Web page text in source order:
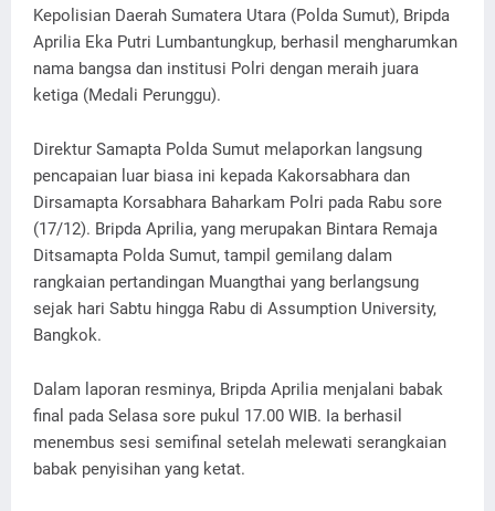
Kepolisian Daerah Sumatera Utara (Polda Sumut), Bripda
Aprilia Eka Putri Lumbantungkup, berhasil mengharumkan
nama bangsa dan institusi Polri dengan meraih juara
ketiga (Medali Perunggu).
Direktur Samapta Polda Sumut melaporkan langsung
pencapaian luar biasa ini kepada Kakorsabhara dan
Dirsamapta Korsabhara Baharkam Polri pada Rabu sore
(17/12). Bripda Aprilia, yang merupakan Bintara Remaja
Ditsamapta Polda Sumut, tampil gemilang dalam
rangkaian pertandingan Muangthai yang berlangsung
sejak hari Sabtu hingga Rabu di Assumption University,
Bangkok.
Dalam laporan resminya, Bripda Aprilia menjalani babak
final pada Selasa sore pukul 17.00 WIB. Ia berhasil
menembus sesi semifinal setelah melewati serangkaian
babak penyisihan yang ketat.